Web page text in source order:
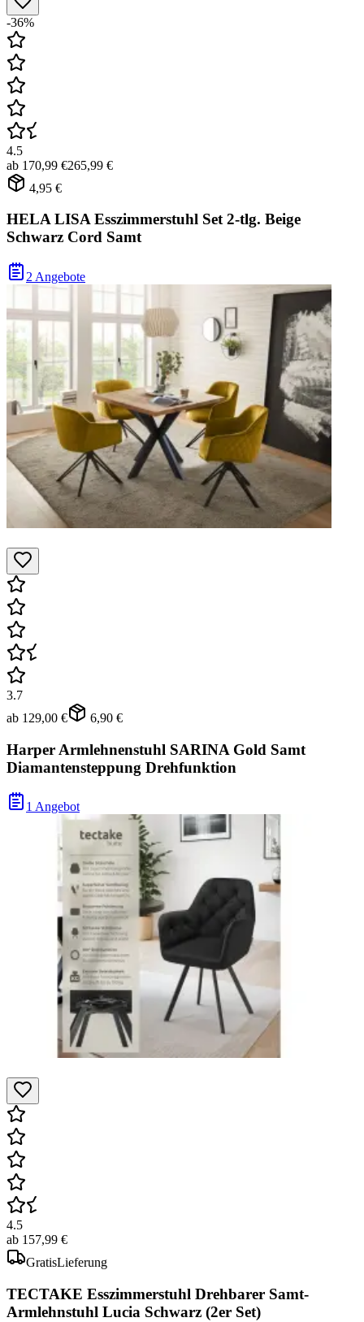
-36%
4.5
ab 170,99 €265,99 €
4,95 €
HELA LISA Esszimmerstuhl Set 2-tlg. Beige
Schwarz Cord Samt
2 Angebote
3.7
ab 129,00 € 6,90 €
Harper Armlehnenstuhl SARINA Gold Samt
Diamantensteppung Drehfunktion
1 Angebot
4.5
ab 157,99 €
GratisLieferung
TECTAKE Esszimmerstuhl Drehbarer Samt-
Armlehnstuhl Lucia Schwarz (2er Set)